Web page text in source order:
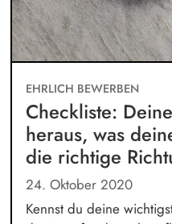
EHRLICH BEWERBEN
Checkliste:
heraus, was
die richtige
24. Oktober 2020
Kennst du deine